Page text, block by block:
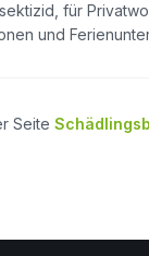
für
und
Seite